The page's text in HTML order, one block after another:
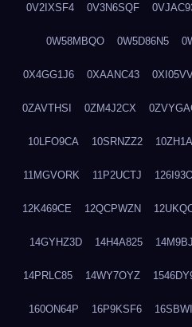
0V2IXSF4 0V3N6SQF
0W58MBQO 0W5D86N5
0X4GG1J6 0XAANC43
0ZAVTHSI 0ZM4J2CX
10LFO9CA 10SRNZZ2
11MGVORK 11P2UCTJ
12K469CE 12QCPWZN
14GYHZ3D 14H4A825
14PRLC85 14WY7OYZ
160ON64P 16P9KSF6